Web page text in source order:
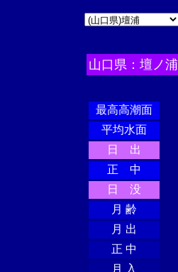
山口県：壇ノ浦
最高高潮面
平均水面
日 出
正 中
日 没
月 齢
月 出
正 中
月 入